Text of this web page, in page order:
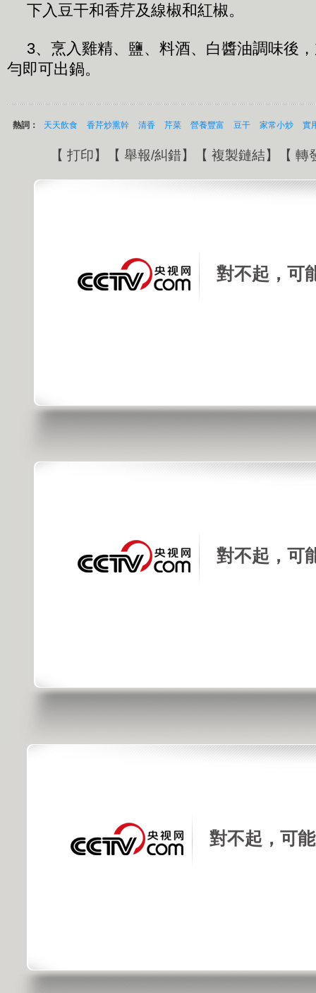
下入豆干和香芹及線椒和紅椒。
3、烹入雞精、鹽、料酒、白醬油調味後
勻即可出鍋。
熱詞： 天天飲食 香芹炒熏幹 清香 芹菜 營養豐富 豆干 家常小炒 實
【 打印】【 舉報/糾錯】【 複製鏈結】【 轉
對不起，可
對不起，可
對不起，可